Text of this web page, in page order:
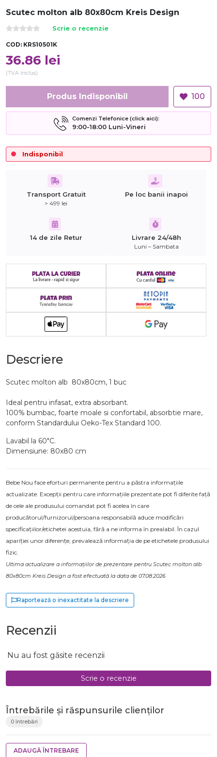
Scutec molton alb 80x80cm Kreis Design
Scrie o recenzie
COD: KRS10501K
36.86 lei
(TVA inclus)
Produs Indisponibil 100
Comenzi Telefonice (click aici):
9:00-18:00 Luni-Vineri
Indisponibil
Transport Gratuit
> 499 lei
Pe loc banii inapoi
14 de zile Retur Livrare 24/48h
Luni – Sambata
Descriere
Scutec molton alb 80x80cm, 1 buc
Ideal pentru infasat, extra absorbant.
100% bumbac, foarte moale si confortabil, absorbtie mare,
conform Standardului Oeko-Tex Standard 100.
Lavabil la 60"C.
Dimensiune: 80x80 cm
Bebe Nou face eforturi permanente pentru a păstra informațiile
actualizate. Excepții pentru care informațiile prezentate pot fi diferite față
de cele ale produsului comandat pot fi acelea în care
producătorul/furnizorul/persoana responsabilă aduce modificări
specificațiilor/etichetei acestuia, fără a ne informa în prealabil. În cazul
apariției unor diferențe, prevalează informația de pe etichetele produsului
fizic.
Ultima actualizare a informațiilor de prezentare pentru Scutec molton alb
80x80cm Kreis Design a fost efectuată la data de 07.08.2026
Raportează o inexactitate la descriere
Recenzii
Nu au fost găsite recenzii
Scrie o recenzie
Întrebările și răspunsurile clienților
0 întrebări
ADAUGĂ ÎNTREBARE